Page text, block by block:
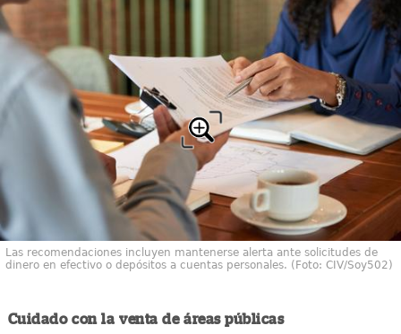
Las recomendaciones incluyen mantenerse alerta ante solicitudes de
dinero en efectivo o depósitos a cuentas personales. (Foto: CIV/Soy502)
Cuidado con la venta de áreas públicas